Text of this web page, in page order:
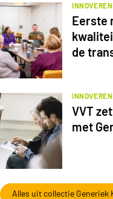
INNOVEREN
Eerste
de
INNOVEREN
VVT
met
Alles uit collectie